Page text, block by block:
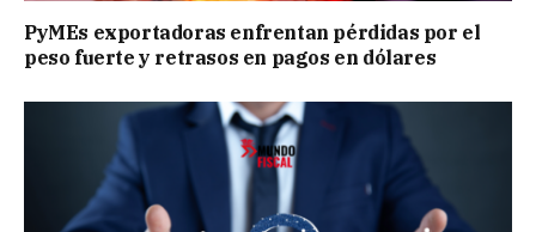
PyMEs exportadoras enfrentan pérdidas por el
peso fuerte y retrasos en pagos en dólares